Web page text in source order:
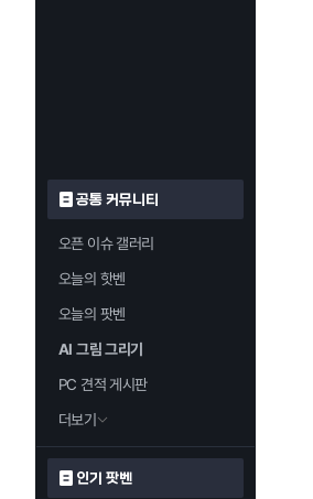
공통 커뮤니티
오픈 이슈 갤러리
오늘의 핫벤
오늘의 팟벤
AI 그림 그리기
PC 견적 게시판
더보기
인기 팟벤